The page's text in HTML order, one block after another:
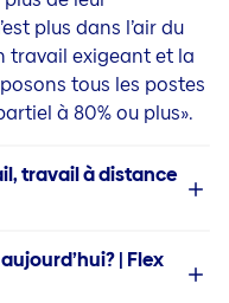
plus dans l’air du
travail exigeant et la
tous les postes
à 80% ou plus».
travail à distance
| Flex